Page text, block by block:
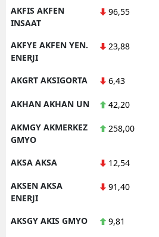
AKFIS AKFEN
INSAAT
96,55
AKFYE AKFEN YEN.
ENERJI
23,88
AKGRT AKSIGORTA 6,43
AKHAN AKHAN UN 42,20
AKMGY AKMERKEZ
GMYO
258,00
AKSA AKSA 12,54
AKSEN AKSA
ENERJI
91,40
AKSGY AKIS GMYO 9,81